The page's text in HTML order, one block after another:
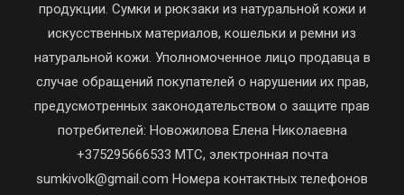
продукции. Сумки и рюкзаки из натуральной кожи и
искусственных материалов, кошельки и ремни из
натуральной кожи. Уполномоченное лицо продавца в
случае обращений покупателей о нарушении их прав,
предусмотренных законодательством о защите прав
потребителей: Новожилова Елена Николаевна
+375295666533 МТС, электронная почта
sumkivolk@gmail.com Номера контактных телефонов